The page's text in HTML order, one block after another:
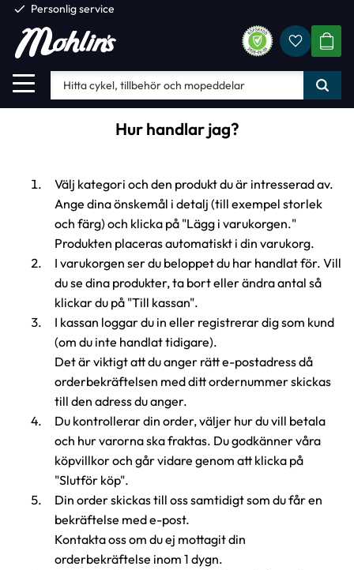
Meny
check Personlig service
Hur handlar jag?
Välj kategori och den produkt du är intresserad av.
Ange dina önskemål i detalj (till exempel storlek
och färg) och klicka på "Lägg i varukorgen."
Produkten placeras automatiskt i din varukorg.
I varukorgen ser du beloppet du har handlat för. Vill
du se dina produkter, ta bort eller ändra antal så
klickar du på "Till kassan".
I kassan loggar du in eller registrerar dig som kund
(om du inte handlat tidigare).
Det är viktigt att du anger rätt e-postadress då
orderbekräftelsen med ditt ordernummer skickas
till den adress du anger.
Du kontrollerar din order, väljer hur du vill betala
och hur varorna ska fraktas. Du godkänner våra
köpvillkor och går vidare genom att klicka på
"Slutför köp".
Din order skickas till oss samtidigt som du får en
bekräftelse med e-post.
Kontakta oss om du ej mottagit din
orderbekräftelse inom 1 dygn.